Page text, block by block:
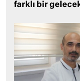
farklı bir